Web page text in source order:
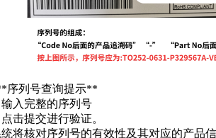
序列号查询提示**
输入完整的序列号
点击提交进行验证。
将核对序列号的有效性及其对应的产品